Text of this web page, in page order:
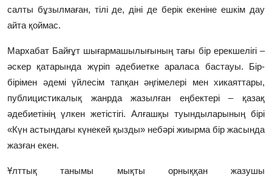
салты бұзылмаған, тілі де, діні де берік екеніне ешкім дау
айта қоймас.
Мархабат Байғұт шығармашылығының тағы бір ерекшелігі –
әскер қатарында жүріп әдебиетке араласа бастауы. Бір-
бірімен әдемі үйлесім тапқан әңгімелері мен хикаяттары,
публицистикалық жанрда жазылған еңбектері – қазақ
әдебиетінің үлкен жетістігі. Алғашқы туындыларының бірі
«Күн астындағы күнекей қызды» небәрі жиырма бір жасында
жазған екен.
Ұлттық танымы мықты орныққан жазушы